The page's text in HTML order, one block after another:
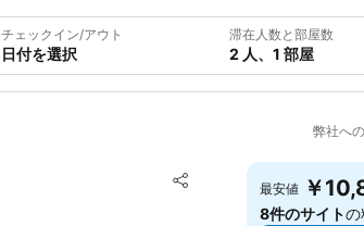
チェックイン/アウト
日付を選択
滞在人数と部屋数
2 人、1 部屋
弊社へ
シェア
お気に入りに追加
最安値 ￥
8件のサイトの